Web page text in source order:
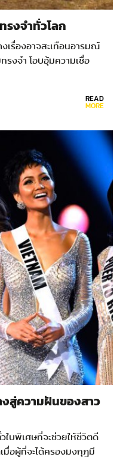
รงจำทั่วโลก
เรื่องอาจสะเทือนอารมณ์
งจำ โอบอุ้มความเชื่อ
READ
MORE
งสู่ความฝันของสาว
บพิเศษที่จะช่วยให้ชีวิตดี
มื่อผู้ที่จะได้ครองมงกุฎมี